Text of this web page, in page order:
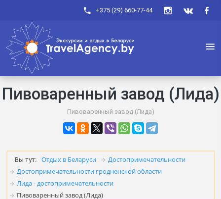
+375 (29) 660-77-44
Пивоваренный завод (Лида)
Пивоваренный завод (Лида)
Вы тут: Отдых в Беларуси
Достопримечательности
Достопримечательности гродненской области
Лида - достопримечательности
Пивоваренный завод (Лида)